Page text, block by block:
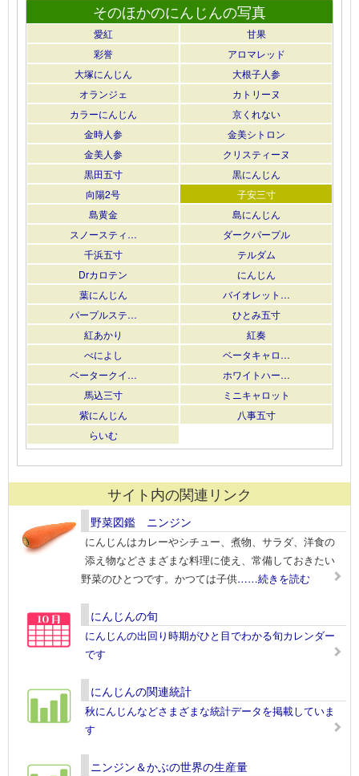
そのほかのにんじんの写真
愛紅
甘果
彩誉
アロマレッド
大塚にんじん
大根子人参
オランジェ
カトリーヌ
カラーにんじん
京くれない
金時人参
金美シトロン
金美人参
クリスティーヌ
黒田五寸
黒にんじん
向陽2号
子安三寸
島黄金
島にんじん
スノースティ…
ダークパープル
千浜五寸
テルダム
Drカロテン
にんじん
葉にんじん
バイオレット…
パープルステ…
ひとみ五寸
紅あかり
紅奏
べによし
ベータキャロ…
ベータークイ…
ホワイトハー…
馬込三寸
ミニキャロット
紫にんじん
八事五寸
らいむ
サイト内の関連リンク
野菜図鑑 ニンジン
にんじんはカレーやシチュー、煮物、サラダ、洋食の
添え物などさまざまな料理に使え、常備しておきたい
野菜のひとつです。かつては子供……続きを読む
にんじんの旬
にんじんの出回り時期がひと目でわかる旬カレンダー
です
にんじんの関連統計
秋にんじんなどさまざまな統計データを掲載していま
す
ニンジン＆かぶの世界の生産量